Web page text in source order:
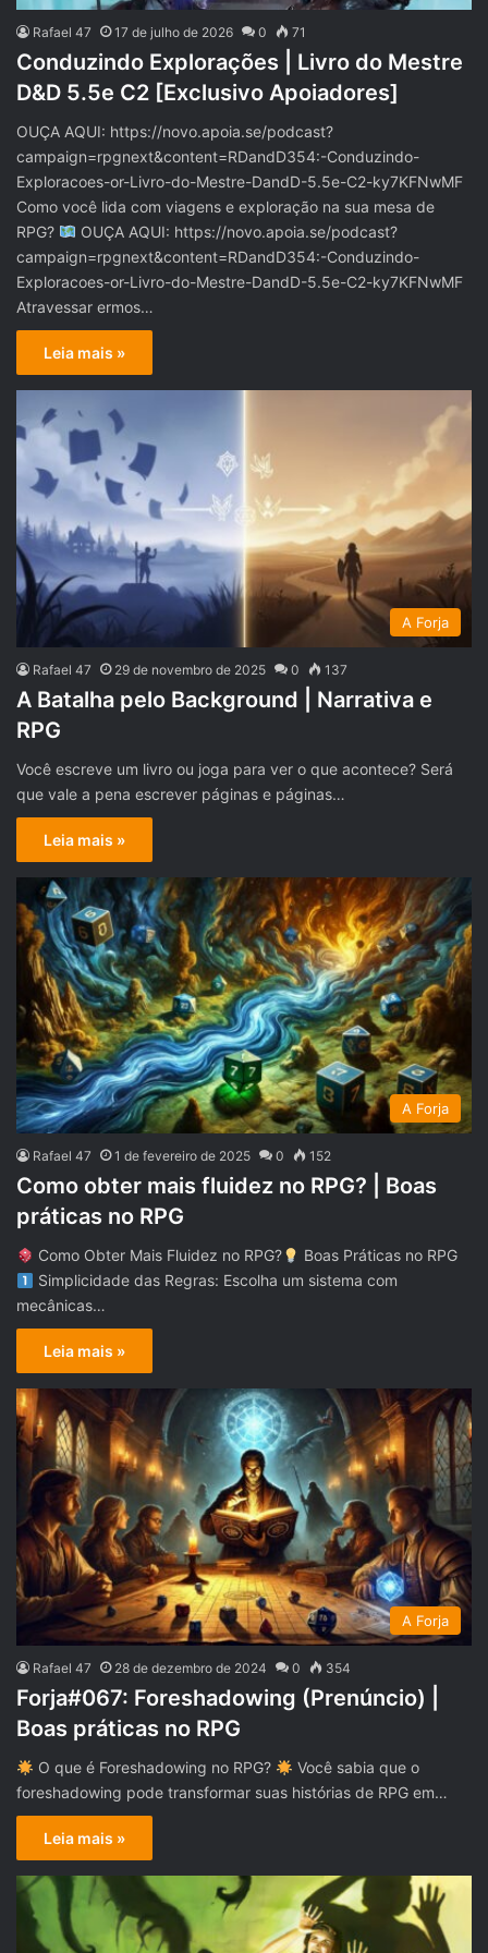
Rafael 47 17 de julho de 2026 0 71
Conduzindo Explorações | Livro do Mestre
D&D 5.5e C2 [Exclusivo Apoiadores]
OUÇA AQUI: https://novo.apoia.se/podcast?
campaign=rpgnext&content=RDandD354:-Conduzindo-
Exploracoes-or-Livro-do-Mestre-DandD-5.5e-C2-ky7KFNwMF
Como você lida com viagens e exploração na sua mesa de
RPG?
OUÇA AQUI: https://novo.apoia.se/podcast?
campaign=rpgnext&content=RDandD354:-Conduzindo-
Exploracoes-or-Livro-do-Mestre-DandD-5.5e-C2-ky7KFNwMF
Atravessar ermos…
Leia mais »
A Forja
Rafael 47 29 de novembro de 2025 0 137
A Batalha pelo Background | Narrativa e
RPG
Você escreve um livro ou joga para ver o que acontece? Será
que vale a pena escrever páginas e páginas…
Leia mais »
A Forja
Rafael 47 1 de fevereiro de 2025 0 152
Como obter mais fluidez no RPG? | Boas
práticas no RPG
Como Obter Mais Fluidez no RPG?
Boas Práticas no RPG
Simplicidade das Regras: Escolha um sistema com
mecânicas…
Leia mais »
A Forja
Rafael 47 28 de dezembro de 2024 0 354
Forja#067: Foreshadowing (Prenúncio) |
Boas práticas no RPG
O que é Foreshadowing no RPG?
Você sabia que o
foreshadowing pode transformar suas histórias de RPG em…
Leia mais »